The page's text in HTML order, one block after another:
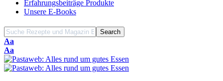
Erfahrungsbeiträge Produkte
Unsere E-Books
Font
Resizer
Aa
Font
Resizer
Aa